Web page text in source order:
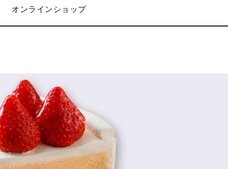
オンラインショップ